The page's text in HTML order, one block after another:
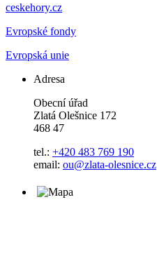
ceskehory.cz
Evropské fondy
Evropská unie
Adresa
Obecní úřad
Zlatá Olešnice 172
468 47
tel.: +420 483 769 190
email: ou@zlata-olesnice.cz